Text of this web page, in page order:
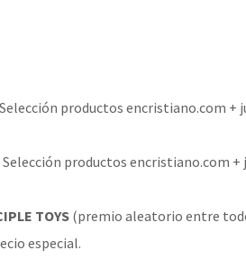
productos encristiano.com +
productos encristiano.com +
TOYS (premio aleatorio entre
especial.